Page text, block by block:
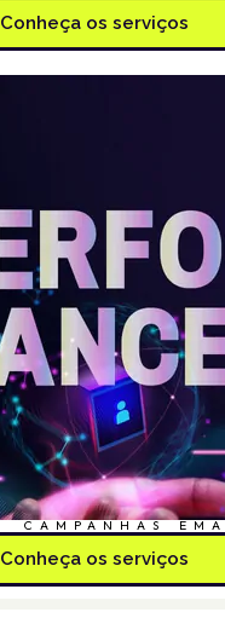
Conheça os serviços
CAMPANHAS
Conheça os serviços